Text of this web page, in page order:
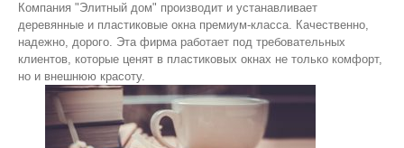
Компания "Элитный дом" производит и устанавливает
деревянные и пластиковые окна премиум-класса. Качественно,
надежно, дорого. Эта фирма работает под требовательных
клиентов, которые ценят в пластиковых окнах не только комфорт,
но и внешнюю красоту.